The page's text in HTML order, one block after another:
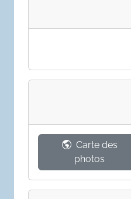
Carte des
photos